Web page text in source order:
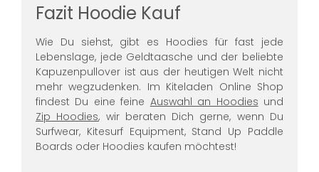
Fazit Hoodie Kauf
Wie Du siehst, gibt es Hoodies für fast jede
Lebenslage, jede Geldtaasche und der beliebte
Kapuzenpullover ist aus der heutigen Welt nicht
mehr wegzudenken. Im Kiteladen Online Shop
findest Du eine feine Auswahl an Hoodies und
Zip Hoodies, wir beraten Dich gerne, wenn Du
Surfwear, Kitesurf Equipment, Stand Up Paddle
Boards oder Hoodies kaufen möchtest!